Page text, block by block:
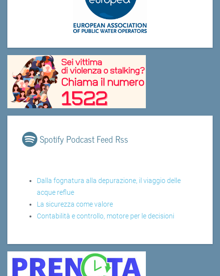
Spotify Podcast Feed Rss
Dalla fognatura alla depurazione, il viaggio delle
acque reflue
La sicurezza come valore
Contabilità e controllo, motore per le decisioni